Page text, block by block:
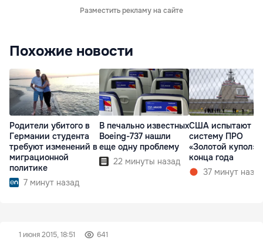
Разместить рекламу на сайте
Похожие новости
Родители убитого в
Германии студента
требуют изменений в
миграционной
политике
7 минут назад
В печально известных
Boeing-737 нашли
еще одну проблему
22 минуты назад
США испытают
систему ПРО
«Золотой купол»
конца года
37 минут назад
1 июня 2015, 18:51 641